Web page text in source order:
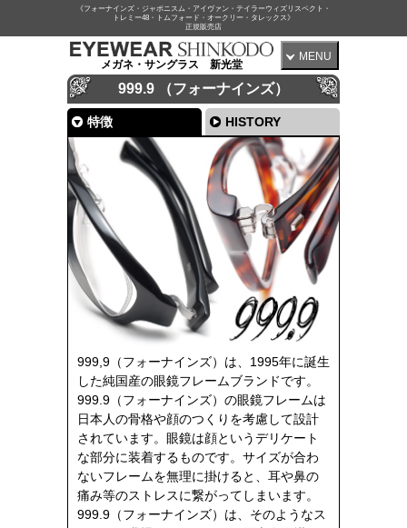
《フォーナインズ・ジャポニスム・アイヴァン・テイラーウィズリスペクト・
トレミー48・トムフォード・オークリー・タレックス》
正規販売店
メガネ・サングラス 新光堂
MENU
999.9 （フォーナインズ）
特徴 HISTORY
999,9（フォーナインズ）は、1995年に誕生
した純国産の眼鏡フレームブランドです。
999.9（フォーナインズ）の眼鏡フレームは
日本人の骨格や顔のつくりを考慮して設計
されています。眼鏡は顔というデリケート
な部分に装着するものです。サイズが合わ
ないフレームを無理に掛けると、耳や鼻の
痛み等のストレスに繋がってしまいます。
999.9（フォーナインズ）は、そのようなス